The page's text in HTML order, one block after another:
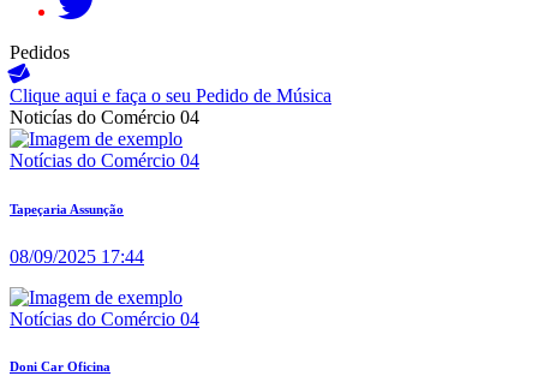
Pedidos
Clique aqui e faça o seu Pedido de Música
Noticías do Comércio 04
Notícias do Comércio 04
Tapeçaria Assunção
08/09/2025 17:44
Notícias do Comércio 04
Doni Car Oficina